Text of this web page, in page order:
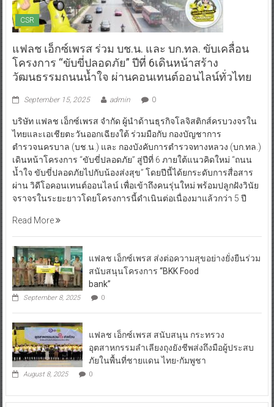
CSR
แฟลช เอ็กซ์เพรส ร่วม บช.น. และ บก.ทล. ขับเคลื่อน
โครงการ “ขับขี่ปลอดภัย” ปีที่ 6เดินหน้าสร้าง
วัฒนธรรมถนนน้ำใจ ผ่านคอนเทนต์ออนไลน์ทั่วไทย
September 15, 2025 admin 0
บริษัท แฟลช เอ็กซ์เพรส จำกัด ผู้นำด้านธุรกิจโลจิสติกส์ครบวงจรใน
ไทยและเอเชียตะวันออกเฉียงใต้ ร่วมมือกับ กองบัญชาการ
ตำรวจนครบาล (บช.น.) และ กองบังคับการตำรวจทางหลวง (บก.ทล.)
เดินหน้าโครงการ “ขับขี่ปลอดภัย” สู่ปีที่ 6 ภายใต้แนวคิดใหม่ “ถนน
น้ำใจ ขับขี่ปลอดภัยไปกับน้องส่งสุข” โดยปีนี้ได้ยกระดับการสื่อสาร
ผ่าน วิดีโอคอนเทนต์ออนไลน์ เพื่อเข้าถึงคนรุ่นใหม่ พร้อมปลูกฝังวินัย
จราจรในระยะยาวโดยโครงการนี้ดำเนินต่อเนื่องมาแล้วกว่า 5 ปี
Read More
แฟลช เอ็กซ์เพรส ส่งต่อความสุขอย่างยั่งยืนร่วม
สนับสนุนโครงการ “BKK Food
bank”
September 8, 2025 0
แฟลช เอ็กซ์เพรส สนับสนุน กระทรวง
อุตสาหกรรมลำเลียงถุงยังชีพส่งถึงมือผู้ประสบ
ภัยในพื้นที่ชายแดน ไทย-กัมพูชา
August 8, 2025 0